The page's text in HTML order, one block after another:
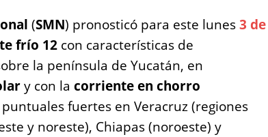
(SMN) pronosticó para este lunes3 de
frío 12 con características de
la península de Yucatán, en
y con la corriente en chorro
fuertes en Veracruz (regiones
y noreste), Chiapas (noroeste) y